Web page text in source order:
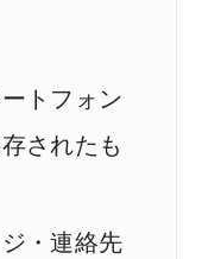
トフォン
されたも
・連絡先